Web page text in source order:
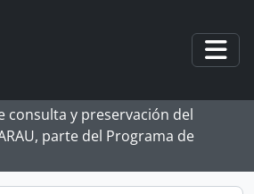
consulta y preservación del
parte del Programa de